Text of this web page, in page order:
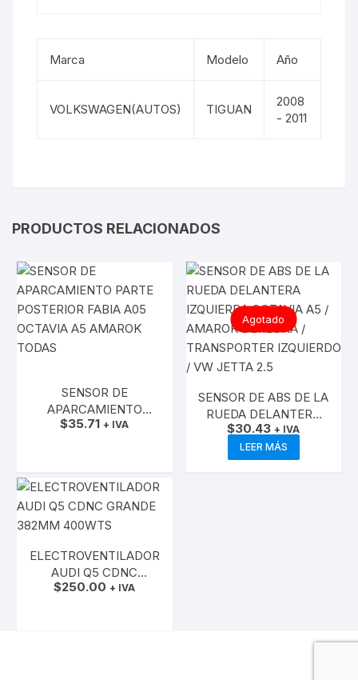
Marca Modelo Año
VOLKSWAGEN(AUTOS) TIGUAN
2008
- 2011
PRODUCTOS RELACIONADOS
SENSOR DE
APARCAMIENTO
PARTE POSTERIOR
$35.71 + IVA
Agotado
SENSOR DE ABS DE LA
RUEDA DELANTERA
IZQUIERDA OCTAVIA
A5 / AMAROK
DERECHA /
$30.43 + IVA
LEER MÁS
ELECTROVENTILADOR
AUDI Q5 CDNC
GRANDE 382MM
$250.00 + IVA